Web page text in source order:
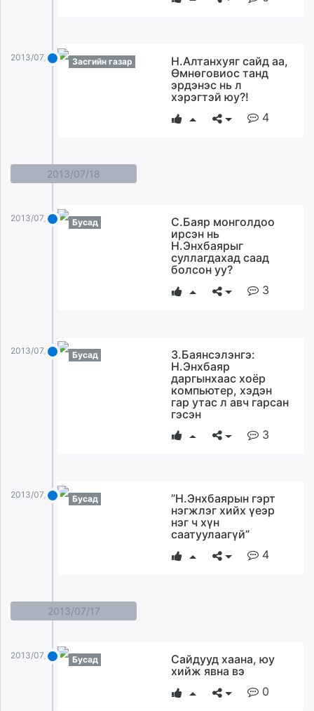
2013/07/21 Засгийн газар
Н.Алтанхуяг сайд аа,
Өмнөговиос танд
эрдэнэс нь л
хэрэгтэй юу?!
4
2013/07/18
2013/07/18 Бусад
С.Баяр монголдоо
ирсэн нь
Н.Энхбаярыг
суллагдахад саад
болсон уу?
3
2013/07/18 Бусад
З.Баянсэлэнгэ:
Н.Энхбаяр
даргынхаас хоёр
компьютер, хэдэн
гар утас л авч гарсан
гэсэн
3
2013/07/18 Бусад
”Н.Энхбаярын гэрт
нэгжлэг хийх үеэр
нэг ч хүн
саатуулаагүй”
4
2013/07/17
2013/07/17 Бусад
Сайдууд хаана, юу
хийж явна вэ
0